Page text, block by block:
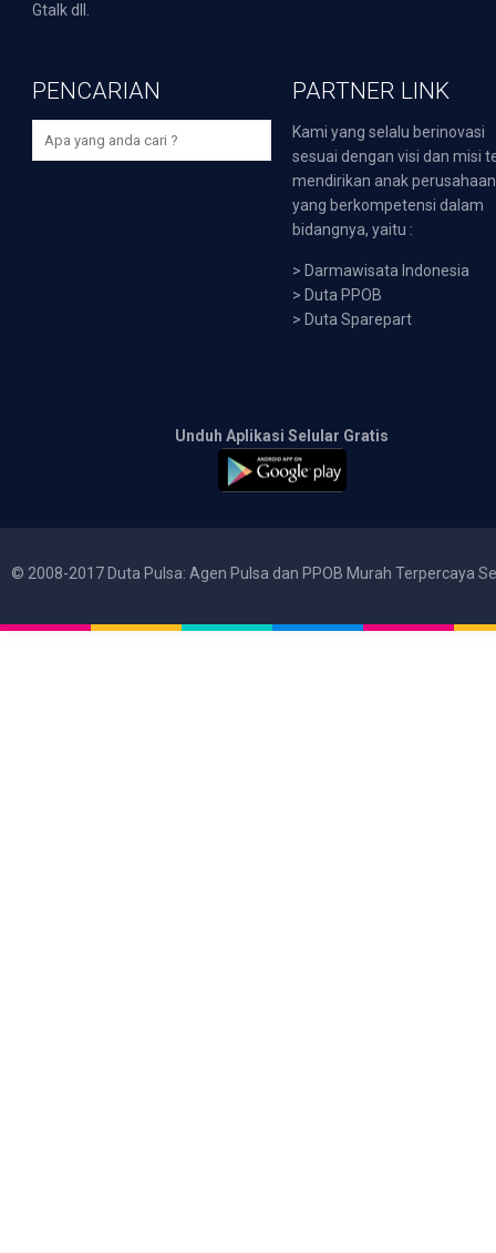
Gtalk dll.
PENCARIAN PARTNER LINK
Kami yang selalu berinovasi
sesuai dengan visi dan misi
mendirikan anak perusahaan
yang berkompetensi dalam
bidangnya, yaitu :
> Darmawisata Indonesia
> Duta PPOB
> Duta Sparepart
Unduh Aplikasi Selular Gratis
© 2008-2017 Duta Pulsa: Agen Pulsa dan PPOB Murah Terpercaya